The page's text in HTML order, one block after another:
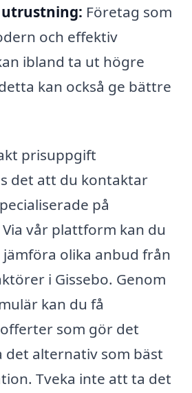
Företag som
och effektiv
ibland ta ut högre
kan också ge bättre
prisuppgift
det att du kontaktar
på
Via vår plattform kan du
olika anbud från
i Gissebo. Genom
kan du få
som gör det
det alternativ som bäst
Tveka inte att ta det